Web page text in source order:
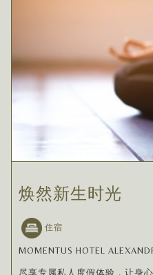
焕然新生时光
住宿
MOMENTUS HOTEL
尽享专属私人度假体验，让身